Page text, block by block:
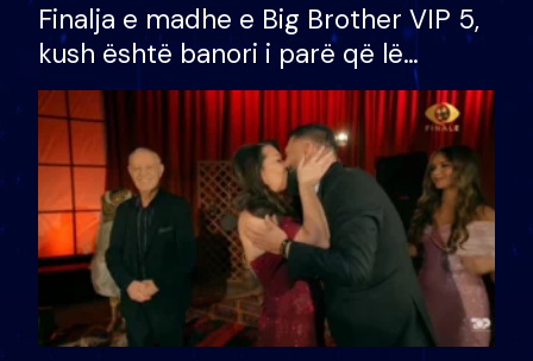
Finalja e madhe e Big Brother VIP 5,
kush është banori i parë që lë
shtëpinë dhe humb mundësinë për
të fituar çmimin e madh